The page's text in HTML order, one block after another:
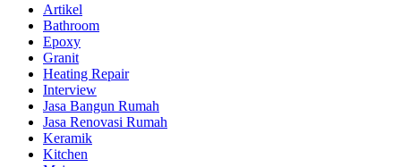
Artikel
Bathroom
Epoxy
Granit
Heating Repair
Interview
Jasa Bangun Rumah
Jasa Renovasi Rumah
Keramik
Kitchen